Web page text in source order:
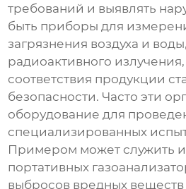
требований и выявлять
быть приборы для
загрязнения воздуха и
радиоактивного
соответствия продукции
безопасности. Часто эти
оборудование для
специализированных
Примером может служить
портативных
выбросов вредных веществ